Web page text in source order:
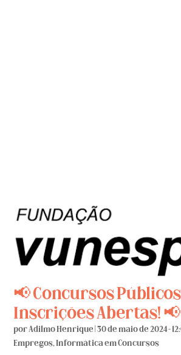
📢 Concursos
Inscrições Abertas! 📢
porAdilmo Henrique|30 de maio de 2024 -
Empregos,Informática em Concursos